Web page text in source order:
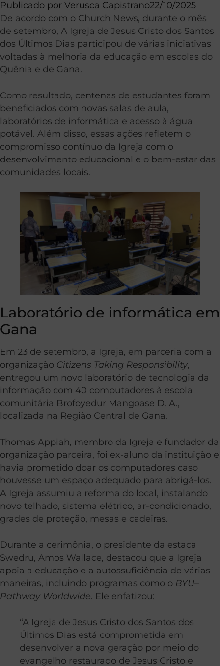
Publicado por Verusca Capistrano22/10/2025
De acordo com o Church News, durante o mês
de setembro, A Igreja de Jesus Cristo dos Santos
dos Últimos Dias participou de várias iniciativas
voltadas à melhoria da educação em escolas do
Quênia e de Gana.
Como resultado, centenas de estudantes foram
beneficiados com novas salas de aula,
laboratórios de informática e acesso à água
potável. Além disso, essas ações refletem o
compromisso contínuo da Igreja com o
desenvolvimento educacional e o bem-estar das
comunidades locais.
Laboratório de informática em
Gana
Em 23 de setembro, a Igreja, em parceria com a
organização Citizens Taking Responsibility,
entregou um novo laboratório de tecnologia da
informação com 40 computadores à escola
comunitária Brofoyedur Mangoase D. A.,
localizada na Região Central de Gana.
Thomas Appiah, membro da Igreja e fundador da
organização parceira, foi ex-aluno da instituição e
havia prometido doar os computadores caso
houvesse um espaço adequado para abrigá-los.
A Igreja assumiu a reforma do local, instalando
novo telhado, sistema elétrico, ar-condicionado,
grades de proteção, mesas e cadeiras.
Durante a cerimônia, o presidente da estaca
Swedru, Amos Wallace, destacou que a Igreja
apoia a educação e a autossuficiência de várias
maneiras, incluindo programas como o BYU–
Pathway Worldwide. Ele enfatizou:
“A Igreja de Jesus Cristo dos Santos dos
Últimos Dias está comprometida em
desenvolver a nova geração por meio do
evangelho restaurado de Jesus Cristo e